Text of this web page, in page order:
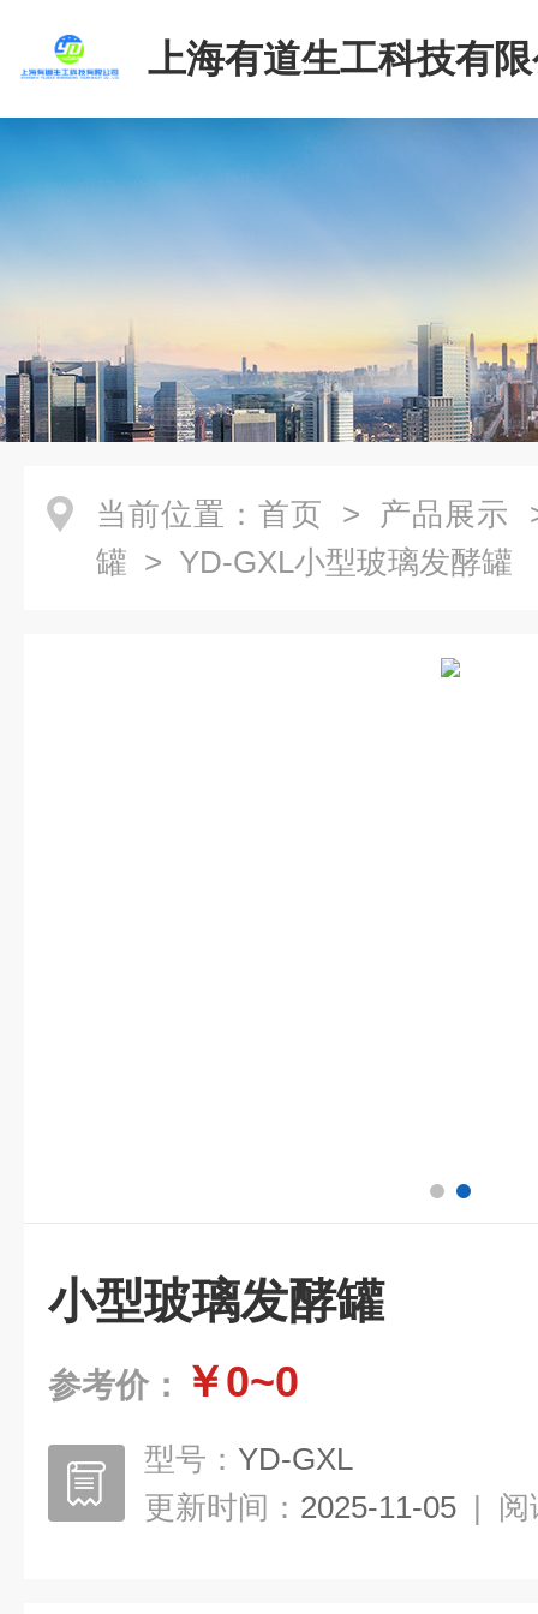
上海有道生工科技有
当前位置： 首页 > 产品展示
罐 > YD-GXL小型玻璃发酵罐
小型玻璃发酵罐
参考价： ￥0~0
型号： YD-GXL
更新时间： 2025-11-05 | 阅